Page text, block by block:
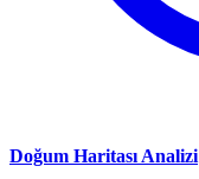
Doğum Haritası Analizi